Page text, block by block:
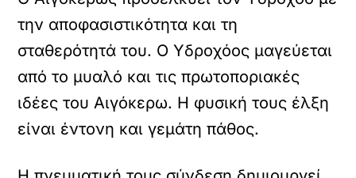
την αποφασιστικότητα και τη
σταθερότητά του. Ο Υδροχόος μαγεύεται
από το μυαλό και τις πρωτοποριακές
ιδέες του Αιγόκερω. Η φυσική τους έλξη
είναι έντονη και γεμάτη πάθος.